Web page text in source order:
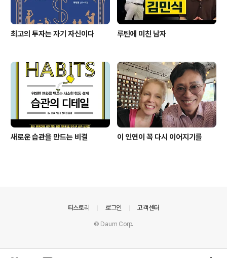
최고의 투자는 자기 자신이다 루틴에 미친 남자
새로운 습관을 만드는 비결 이 인연이 꼭 다시 이어지기를
티스토리 로그인 고객센터
© Daum Corp.